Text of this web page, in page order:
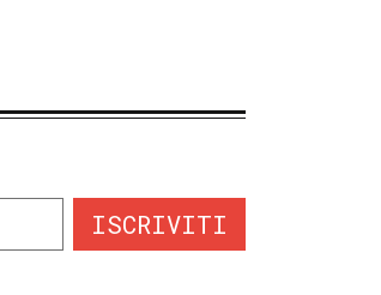
ISCRIVITI